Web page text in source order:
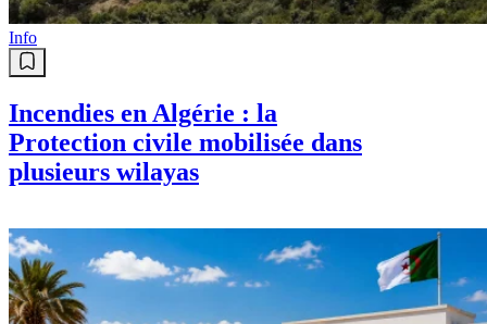
Info
Incendies en Algérie : la
Protection civile mobilisée dans
plusieurs wilayas